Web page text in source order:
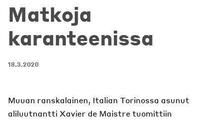
Matkoja
karanteenissa
18.3.2020
Muuan ranskalainen, Italian Torinossa asunut
aliluutnantti Xavier de Maistre tuomittiin